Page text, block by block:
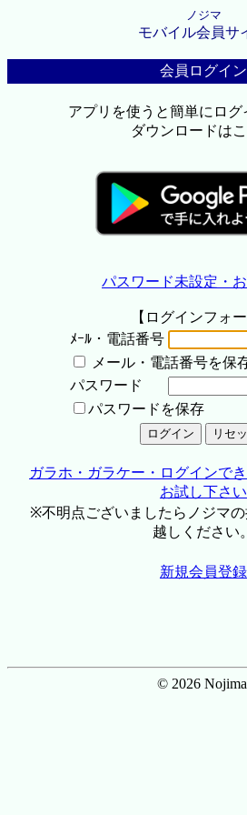
ノジマ
モバイル会員サ
会員ログイン
アプリを使うと簡単にロ
ダウンロードは
パスワード未設定・
【ログインフォー
ﾒｰﾙ・電話番号
メール・電話番号を保
パスワード
パスワードを保存
ガラホ・ガラケー・ログインで
お試し下さい
※不明点ございましたらノジマ
越しください。
新規会員登録
© 2026